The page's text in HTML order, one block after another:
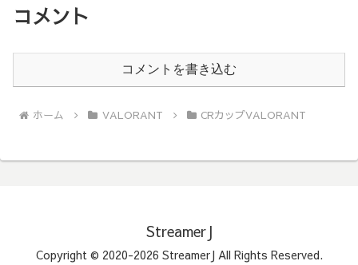
コメント
コメントを書き込む
ホーム VALORANT CRカップVALORANT
StreamerJ
Copyright © 2020-2026 StreamerJ All Rights Reserved.